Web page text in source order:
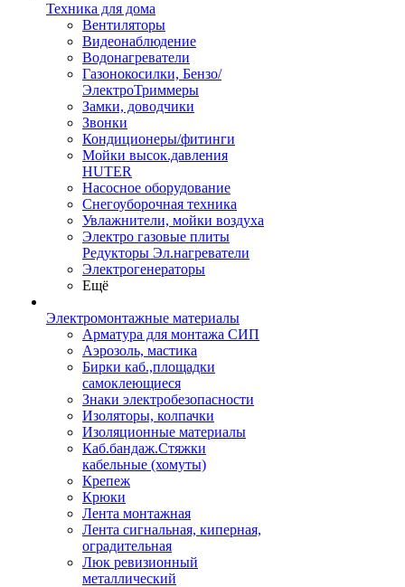
Техника для дома
Вентиляторы
Видеонаблюдение
Водонагреватели
Газонокосилки, Бензо/
ЭлектроТриммеры
Замки, доводчики
Звонки
Кондиционеры/фитинги
Мойки высок.давления
HUTER
Насосное оборудование
Снегоуборочная техника
Увлажнители, мойки воздуха
Электро газовые плиты
Редукторы Эл.нагреватели
Электрогенераторы
Ещё
Электромонтажные материалы
Арматура для монтажа СИП
Аэрозоль, мастика
Бирки каб.,площадки
самоклеющиеся
Знаки электробезопасности
Изоляторы, колпачки
Изоляционные материалы
Каб.бандаж.Стяжки
кабельные (хомуты)
Крепеж
Крюки
Лента монтажная
Лента сигнальная, киперная,
оградительная
Люк ревизионный
металлический